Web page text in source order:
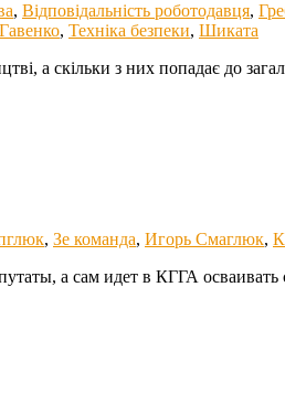
, Відповідальність роботодавця,
, Техніка безпеки, Шиката
а скільки з них попадає до
, Зе команда, Игорь Смаглюк,
а сам идет в КГГА